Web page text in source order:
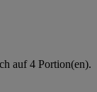
auf4 Portion(en).